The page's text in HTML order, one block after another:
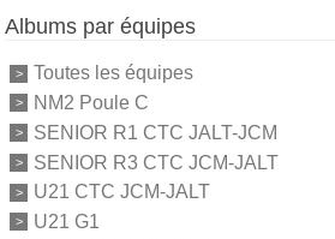
Albums par équipes
Toutes les équipes
NM2 Poule C
SENIOR R1 CTC JALT-JCM
SENIOR R3 CTC JCM-JALT
U21 CTC JCM-JALT
U21 G1